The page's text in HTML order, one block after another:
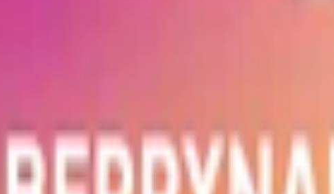
nikotin, aromer, salt, fuktighetsbevarande medel (E1520,
vita snus där ananas, mango och passionsfrukt står i centrum. Den
särskilt framtagen för dig som söker ett nikotinsnus med lägre styrka men
per dosa. En prilla väger 0,5 gram och är utformad för att sitta diskret
en nikotinhalt på 0,8 %, vilket motsvarar 4 mg nikotin per prilla. Normal